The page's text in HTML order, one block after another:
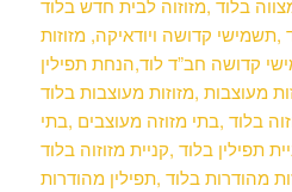
בלוד ,מזוזוה לבית חדש בלוד
קדושה ויודאיקה, מזוזות
קדושה חב”ד לוד,הנחת תפילין
מעוצבות ,מזוזות מעוצבות בלוד
בלוד ,בתי מזוזה מעוצבים ,בתי
תפילין בלוד ,קניית מזוזוה בלוד
מהודרות בלוד ,תפילין מהודרות